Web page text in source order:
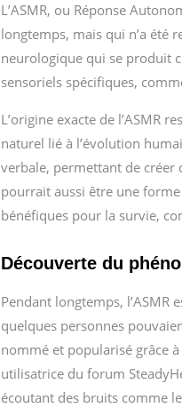
L’ASMR, ou Réponse
longtemps, mais qui n’a été
neurologique qui se produit
sensoriels spécifiques,
L’origine exacte de l’ASMR
naturel lié à l’évolution
verbale, permettant de créer
pourrait aussi être une
bénéfiques pour la survie,
Découverte du
Pendant longtemps,
quelques personnes
nommé et popularisé grâce
utilisatrice du forum
écoutant des bruits comme